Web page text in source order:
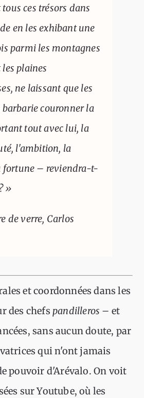
ces trésors dans
en les exhibant une
parmi les montagnes
plaines
ne laissant que les
couronner la
tout avec lui, la
l'ambition, la
fortune – reviendra-t-
»
de verre, Carlos
et coordonnées dans les
des chefs pandilleros – et
sans aucun doute, par
qui n'ont jamais
pouvoir d'Arévalo. On voit
sur Youtube, où les